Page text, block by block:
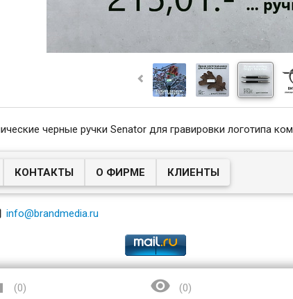
черные ручки Senator для гравировки логотипа
КОНТАКТЫ О ФИРМЕ КЛИЕНТЫ
info@brandmedia.ru
(0)  (0)